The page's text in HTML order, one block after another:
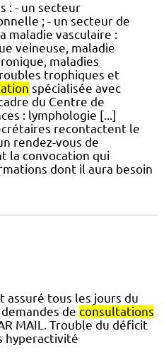
: - un secteur
; - un secteur de
maladie vasculaire :
veineuse, maladie
maladies
trophiques et
spécialisée avec
du Centre de
: lymphologie [...]
recontactent le
rendez-vous de
la convocation qui
dont il aura besoin
assuré tous les jours du
de consultations
MAIL. Trouble du déficit
hyperactivité